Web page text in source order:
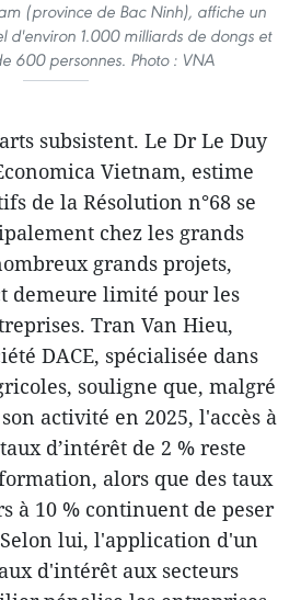
(province de Bac Ninh), affiche un
d'environ 1.000 milliards de dongs et
600 personnes. Photo : VNA
subsistent. Le Dr Le Duy
Vietnam, estime
de la Résolution n°68 se
chez les grands
grands projets,
demeure limité pour les
Tran Van Hieu,
DACE, spécialisée dans
souligne que, malgré
activité en 2025, l'accès à
d’intérêt de 2 % reste
alors que des taux
à 10 % continuent de peser
lui, l'application d'un
d'intérêt aux secteurs